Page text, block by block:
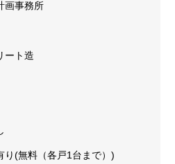
画事務所
ート造
り(無料（各戸1台まで）)